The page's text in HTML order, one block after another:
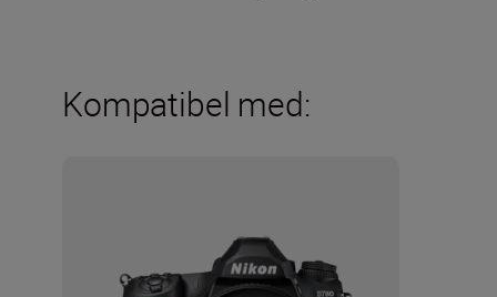
Kompatibel med: